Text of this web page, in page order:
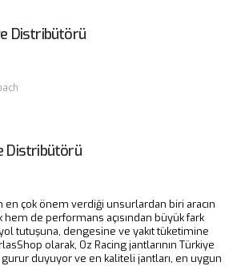
Distribütörü
Distribütörü
en çok önem verdiği unsurlardan biri aracın
hem de performans açısından büyük fark
tutuşuna, dengesine ve yakıt tüketimine
olarak, Oz Racing jantlarının Türkiye
duyuyor ve en kaliteli jantları, en uygun